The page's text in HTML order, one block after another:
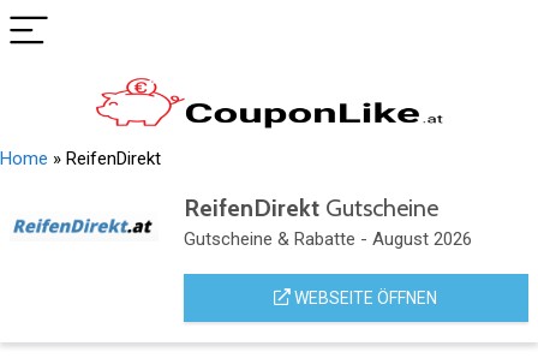
Home » ReifenDirekt
ReifenDirektGutscheine
Gutscheine & Rabatte - August 2026
WEBSEITE ÖFFNEN